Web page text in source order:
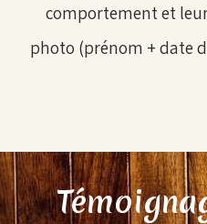
comportement et
photo (prénom + date